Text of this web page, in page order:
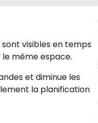
visibles en temps
le même espace.
et diminue les
la planification